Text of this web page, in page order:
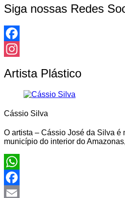
Siga nossas Redes
Facebook
Artista Plástico
Cássio Silva
O artista – Cássio José da Silva é
município do interior do Amazonas,
WhatsApp
Facebook